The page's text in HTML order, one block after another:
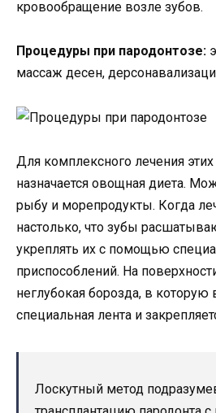
кровообращение возле зубов.
Процедуры при пародонтозе:
массаж десен,
Для комплексного лечения
назначается овощная диета.
рыбу и морепродукты. Когда
настолько, что зубы
укреплять их с помощью
приспособлений. На
неглубокая борозда, в которую
специальная лента и
Лоскутный метод